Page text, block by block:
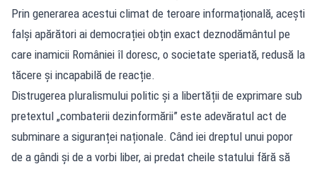
Prin generarea acestui climat de teroare informațională, acești
falși apărători ai democrației obțin exact deznodământul pe
care inamicii României îl doresc, o societate speriată, redusă la
tăcere și incapabilă de reacție.
Distrugerea pluralismului politic și a libertății de exprimare sub
pretextul „combaterii dezinformării” este adevăratul act de
subminare a siguranței naționale. Când iei dreptul unui popor
de a gândi și de a vorbi liber, ai predat cheile statului fără să